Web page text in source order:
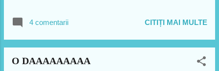
sunt mai mult decat bucuros sa vi le arat. Mi-ar placea a
le vedeti cu o foaie si un pix in fata si sa va spun si cine a
cu acea echipa. Din pacate aceasta nationala a fost
4 comentarii CITIȚI MAI MULTE
O DAAAAAAAAA